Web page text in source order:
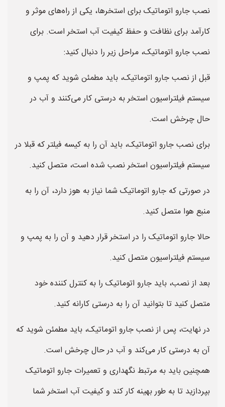
نصب جارو اتوماتیک برای استخرها، یکی از راه‌های موثر و
کارآمد برای نظافت و حفظ کیفیت آب استخر است. برای
نصب جارو اتوماتیک، مراحل زیر را دنبال کنید:
قبل از نصب جارو اتوماتیک، باید مطمئن شوید که پمپ و
سیستم فیلتراسیون استخر به درستی کار می‌کنند و آب در
حال چرخش است.
برای نصب جارو اتوماتیک، باید آن را به کیسه فیلتر که قبلا در
سیستم فیلتراسیون استخر نصب شده است، متصل کنید.
در صورتی که جارو اتوماتیک شما نیاز به هوز دارد، آن را به
منبع هوا متصل کنید.
حالا جارو اتوماتیک را در استخر قرار دهید و آن را به پمپ و
سیستم فیلتراسیون متصل کنید.
بعد از نصب، باید جارو اتوماتیک را به کنترل کننده خود
متصل کنید تا بتوانید آن را به درستی کارانه کنید.
در نهایت، پس از نصب جارو اتوماتیک، باید مطمئن شوید که
آن به درستی کار می‌کند و آب در حال چرخش است.
همچنین باید به مرتبط نگهداری و تعمیرات جارو اتوماتیک
بپردازید تا به طور بهینه کار کند و کیفیت آب استخر شما